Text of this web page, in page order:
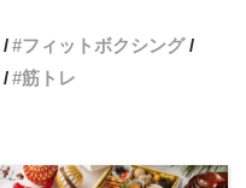
フィットボクシング
筋トレ